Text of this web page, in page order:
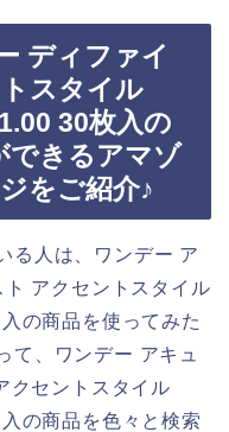
ディファイ
スタイル
30枚入の
できるアマゾ
をご紹介♪
る人は、ワンデー ア
アクセントスタイル
の商品を使ってみた
て、ワンデー アキュ
クセントスタイル
の商品を色々と検索